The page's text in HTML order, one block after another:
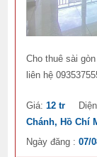
Cho thuê sài
liên hệ
Giá:12 tr
Chánh, Hồ Chí
Ngày đăng :07/